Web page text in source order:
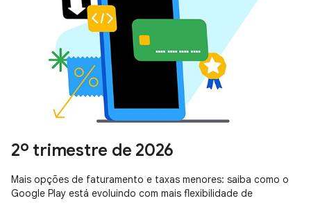
2º trimestre de 2026
Mais opções de faturamento e taxas menores: saiba como o
Google Play está evoluindo com mais flexibilidade de